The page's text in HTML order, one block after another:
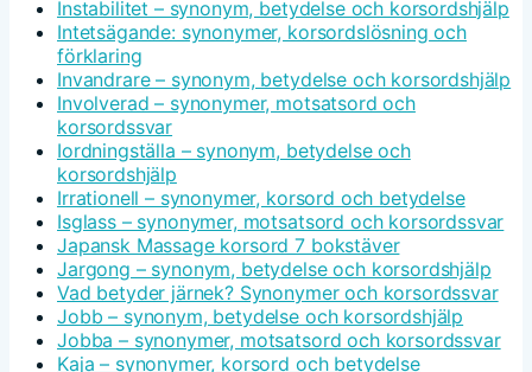
Instabilitet – synonym, betydelse och korsordshjälp
Intetsägande: synonymer, korsordslösning och
förklaring
Invandrare – synonym, betydelse och korsordshjälp
Involverad – synonymer, motsatsord och
korsordssvar
Iordningställa – synonym, betydelse och
korsordshjälp
Irrationell – synonymer, korsord och betydelse
Isglass – synonymer, motsatsord och korsordssvar
Japansk Massage korsord 7 bokstäver
Jargong – synonym, betydelse och korsordshjälp
Vad betyder järnek? Synonymer och korsordssvar
Jobb – synonym, betydelse och korsordshjälp
Jobba – synonymer, motsatsord och korsordssvar
Kaja – synonymer, korsord och betydelse